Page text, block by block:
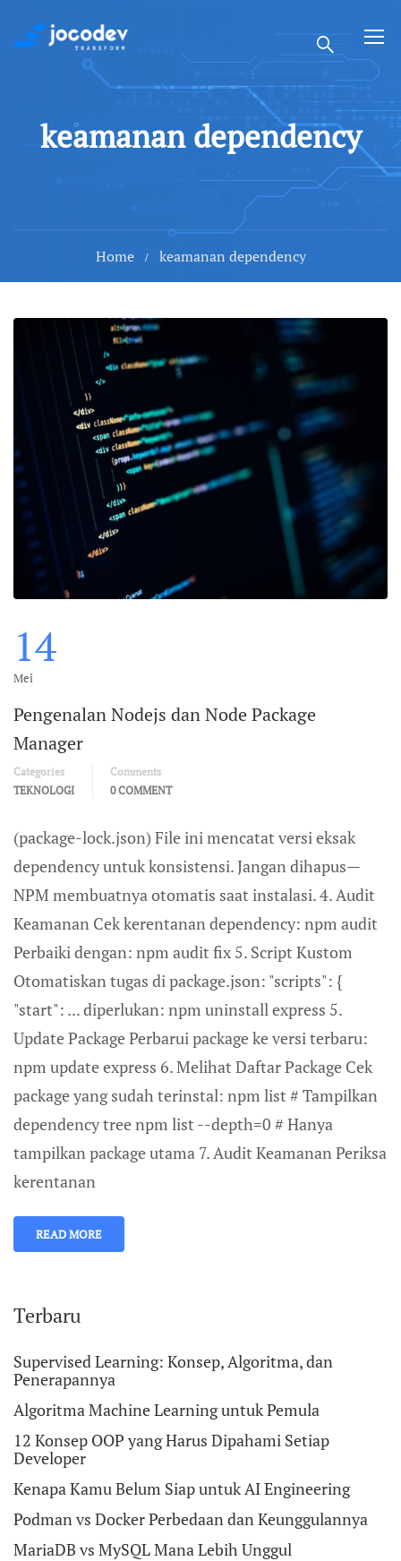
keamanan dependency
Home keamanan dependency
14
Mei
Pengenalan Nodejs dan Node Package
Manager
Categories
TEKNOLOGI
Comments
0 COMMENT
(package-lock.json) File ini mencatat versi eksak
dependency untuk konsistensi. Jangan dihapus—
NPM membuatnya otomatis saat instalasi. 4. Audit
Keamanan Cek kerentanan dependency: npm audit
Perbaiki dengan: npm audit fix 5. Script Kustom
Otomatiskan tugas di package.json: "scripts": {
"start": ... diperlukan: npm uninstall express 5.
Update Package Perbarui package ke versi terbaru:
npm update express 6. Melihat Daftar Package Cek
package yang sudah terinstal: npm list # Tampilkan
dependency tree npm list --depth=0 # Hanya
tampilkan package utama 7. Audit Keamanan Periksa
kerentanan
READ MORE
Terbaru
Supervised Learning: Konsep, Algoritma, dan
Penerapannya
Algoritma Machine Learning untuk Pemula
12 Konsep OOP yang Harus Dipahami Setiap
Developer
Kenapa Kamu Belum Siap untuk AI Engineering
Podman vs Docker Perbedaan dan Keunggulannya
MariaDB vs MySQL Mana Lebih Unggul